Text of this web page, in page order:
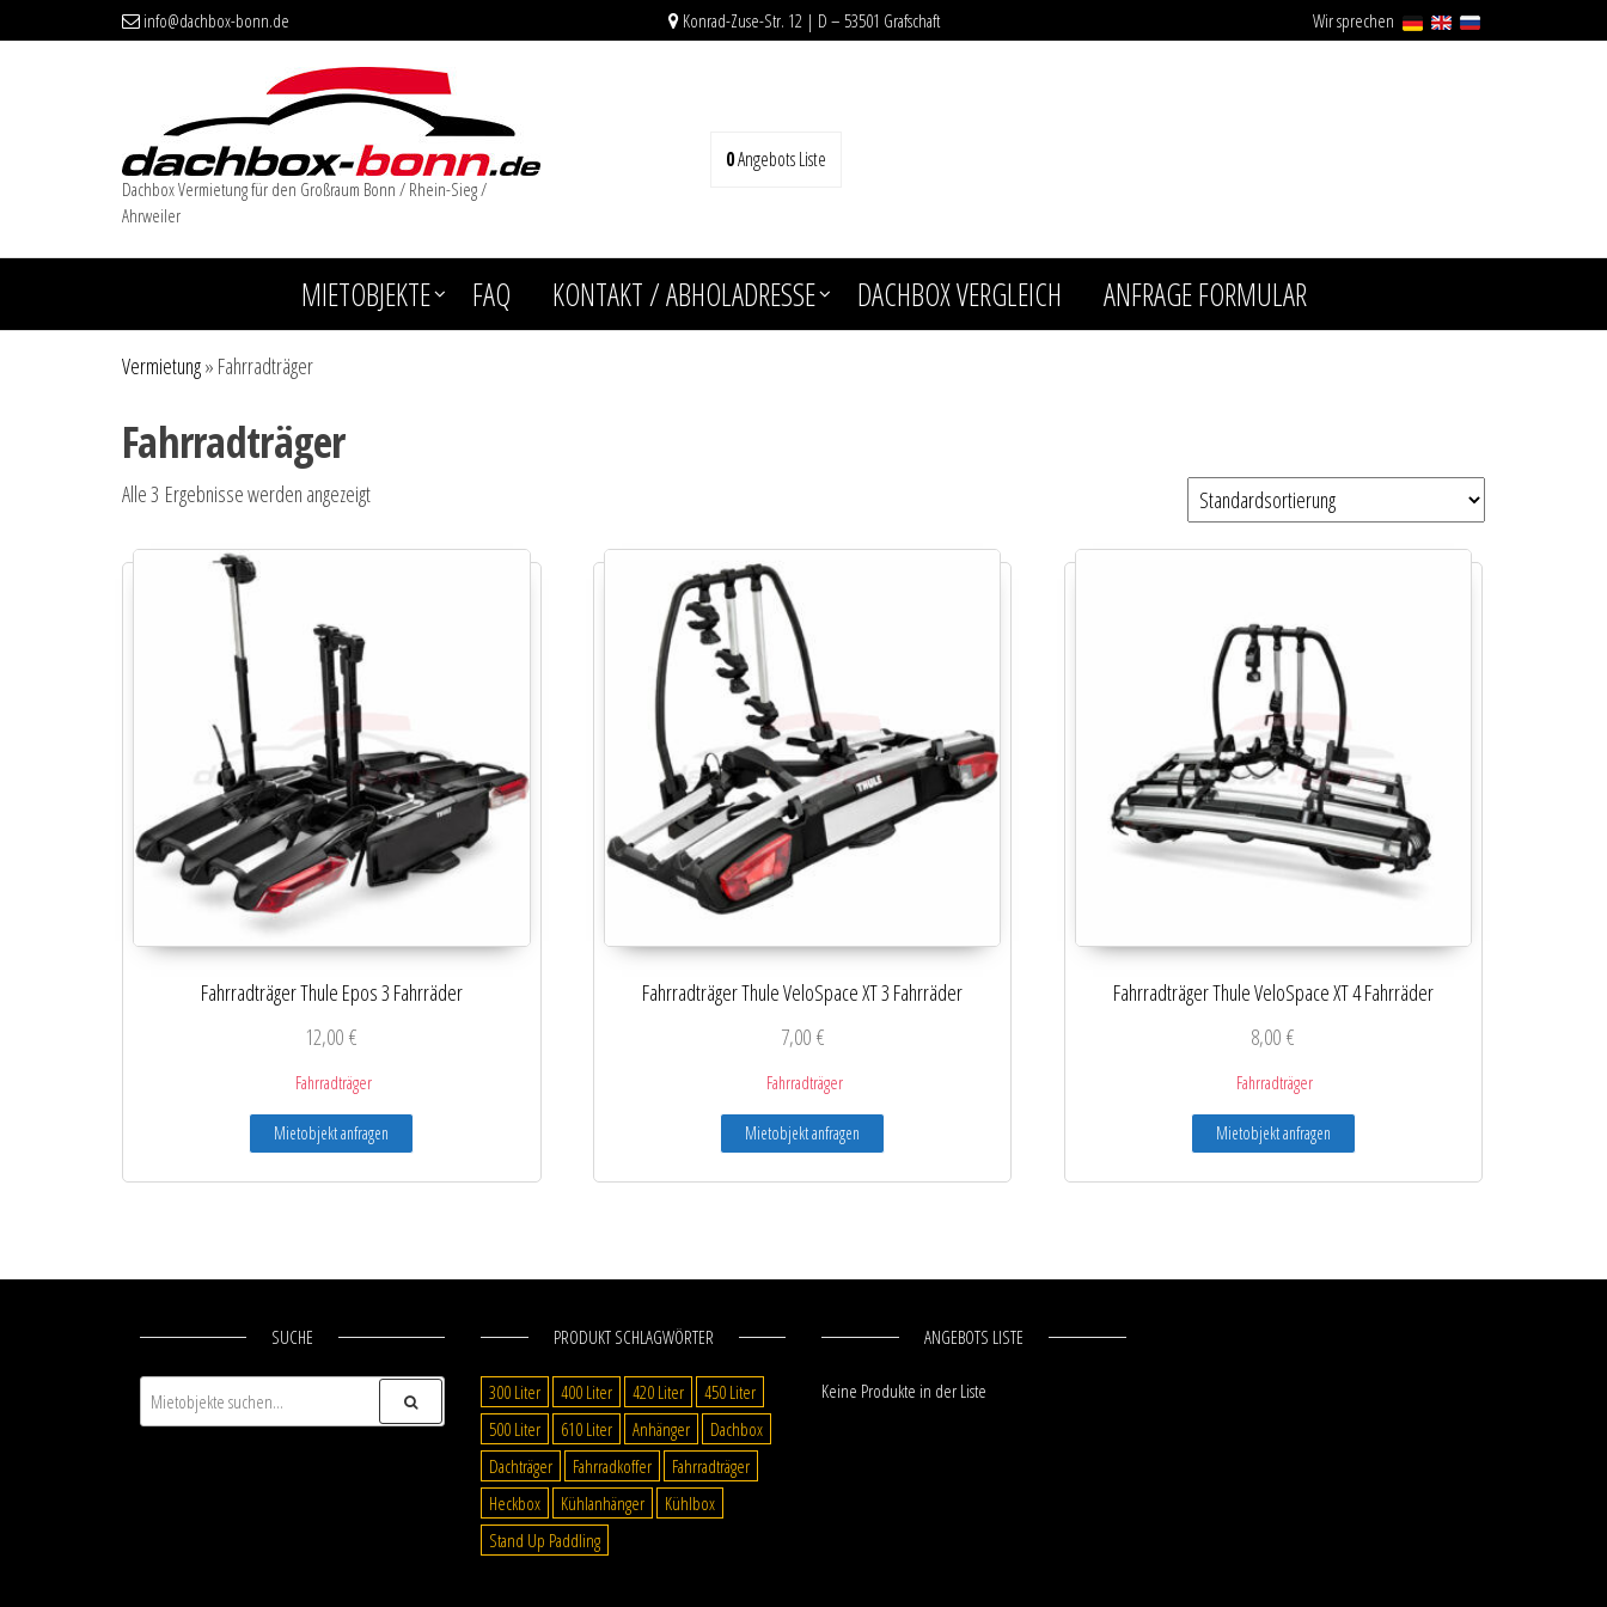
info@dachbox-bonn.de Konrad-Zuse-Str. 12 | D – 53501 Grafschaft Wir sprechen
Dachbox Vermietung für den Großraum Bonn / Rhein-Sieg /
Ahrweiler
0Angebots Liste
MIETOBJEKTE FAQ KONTAKT / ABHOLADRESSE DACHBOX VERGLEICH ANFRAGE FORMULAR
Vermietung» Fahrradträger
Fahrradträger
Alle 3 Ergebnisse werden angezeigt
Fahrradträger Thule Epos 3 Fahrräder
12,00€
Fahrradträger
Mietobjekt anfragen
Fahrradträger Thule VeloSpace XT 3 Fahrräder
7,00 €
Fahrradträger
Mietobjekt anfragen
Fahrradträger Thule VeloSpace XT 4 Fahrräder
8,00€
Fahrradträger
Mietobjekt anfragen
SUCHE PRODUKT SCHLAGWÖRTER
300 Liter 400 Liter 420 Liter
450 Liter
500 Liter
610 Liter Anhänger
Dachbox
Dachträger
Fahrradkoffer
Fahrradträger
Heckbox
Kühlanhänger
Kühlbox
Stand Up Paddling
ANGEBOTS LISTE
Keine Produkte in der Liste